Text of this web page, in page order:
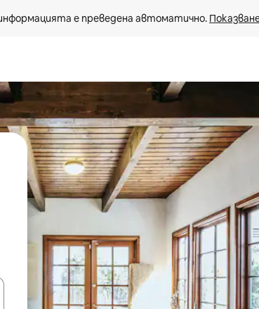
е преведена автоматично.
със стрелки нагоре и надолу или